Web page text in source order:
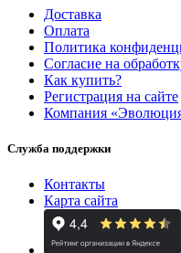
Доставка
Оплата
Политика
Согласие на
Как купить?
Регистрация на сайте
Компания
Служба поддержки
Контакты
Карта сайта